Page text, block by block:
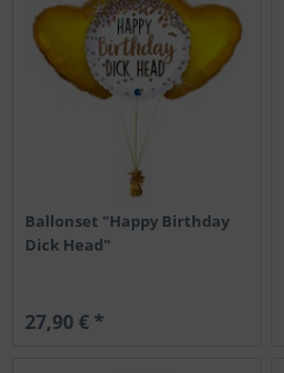
Ballonset "Happy Birthday
Dick Head"
27,90 € *